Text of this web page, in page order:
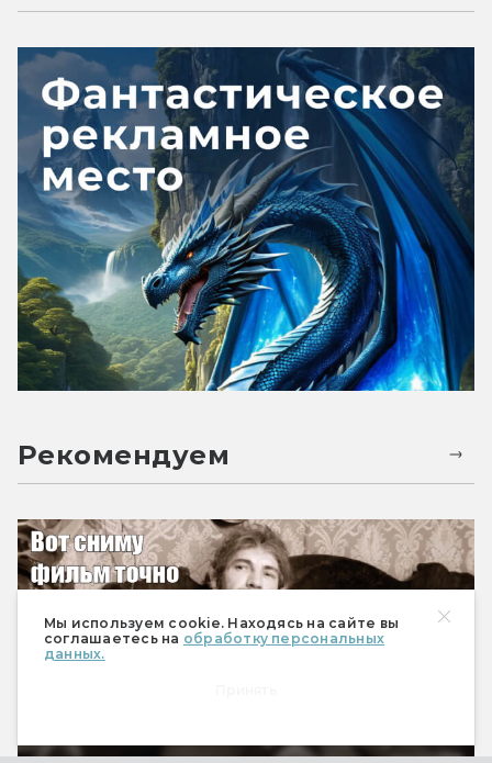
Мы используем cookie. Находясь на сайте вы
соглашаетесь на обработку персональных
данных.
Рекомендуем